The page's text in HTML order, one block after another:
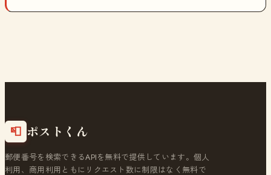
📮 ポストくん
郵便番号を検索できるAPIを無料で提供しています。個人
利用、商用利用ともにリクエスト数に制限はなく無料で